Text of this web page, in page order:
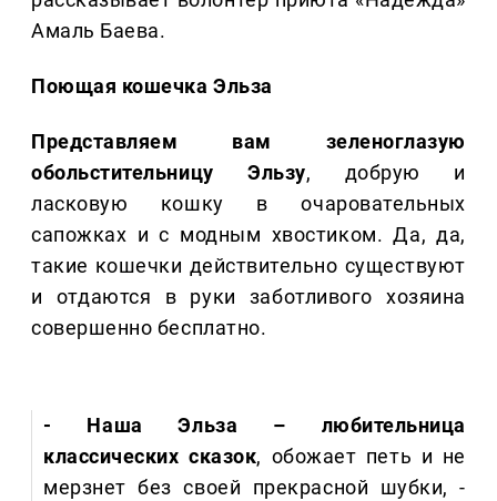
Амаль Баева.
Поющая кошечка Эльза
Представляем вам зеленоглазую
обольстительницу Эльзу, добрую и
ласковую кошку в очаровательных
сапожках и с модным хвостиком. Да, да,
такие кошечки действительно существуют
и отдаются в руки заботливого хозяина
совершенно бесплатно.
- Наша Эльза – любительница
классических сказок, обожает петь и не
мерзнет без своей прекрасной шубки, -